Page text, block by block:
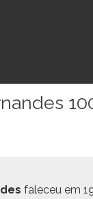
fale­ceu em